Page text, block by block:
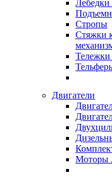
Лебедки
Стропы
Стяжки
Тележки
Двигатели
Моторы